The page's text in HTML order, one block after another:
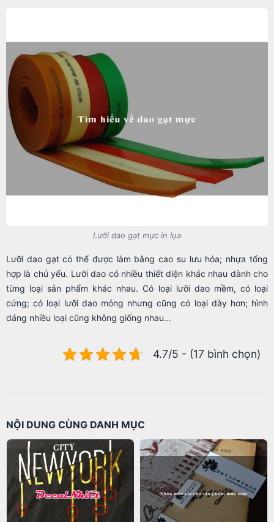
Lưỡi dao gạt mực in lụa
Lưỡi dao gạt có thể được làm bằng cao su lưu hóa; nhựa tổng
hợp là chủ yếu. Lưỡi dao có nhiều thiết diện khác nhau dành cho
từng loại sản phẩm khác nhau. Có loại lưỡi dao mềm, có loại
cứng; có loại lưỡi dao mỏng nhưng cũng có loại dày hơn; hình
dáng nhiều loại cũng không giống nhau…
4.7/5 - (17 bình chọn)
NỘI DUNG CÙNG DANH MỤC